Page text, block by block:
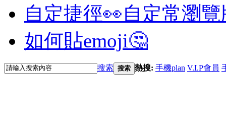
自定捷徑👀自定常瀏
如何貼emoji🤔
搜索 搜索 熱搜: 手機plan V.I.P會員